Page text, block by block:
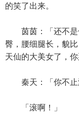
的笑了出来。
茵茵：「还不是
臀，腰细腿长，貌比
天仙的大美女了，
秦天：「你不止
「滚啊！」